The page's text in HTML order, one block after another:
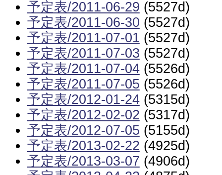
予定表/2011-06-29 (5527d)
予定表/2011-06-30 (5527d)
予定表/2011-07-01 (5527d)
予定表/2011-07-03 (5527d)
予定表/2011-07-04(5526d)
予定表/2011-07-05 (5526d)
予定表/2012-01-24(5315d)
予定表/2012-02-02 (5317d)
予定表/2012-07-05 (5155d)
予定表/2013-02-22 (4925d)
予定表/2013-03-07 (4906d)